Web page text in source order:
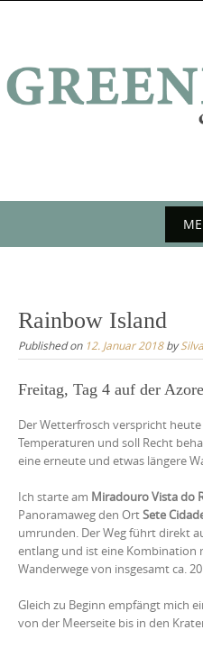
content
Rainbow Island
Published on 12. Januar 2018by
Freitag, Tag 4 auf der
Der Wetterfrosch verspricht
Temperaturen und soll Recht
eine erneute und etwas längere
Ich starte am Miradouro Vista do
Panoramaweg den OrtSete
umrunden. Der Weg führt direkt
entlang und ist eine Kombination
Wanderwege von insgesamt ca.
Gleich zu Beginn empfängt mich
von der Meerseite bis in den